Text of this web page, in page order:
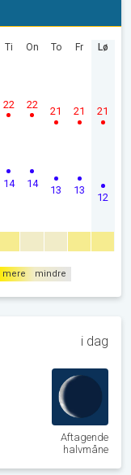
Ti
14
22
On
14
22
To
13
21
Fr
13
21
Lø
12
21
mere mindre
i dag
Aftagende
halvmåne